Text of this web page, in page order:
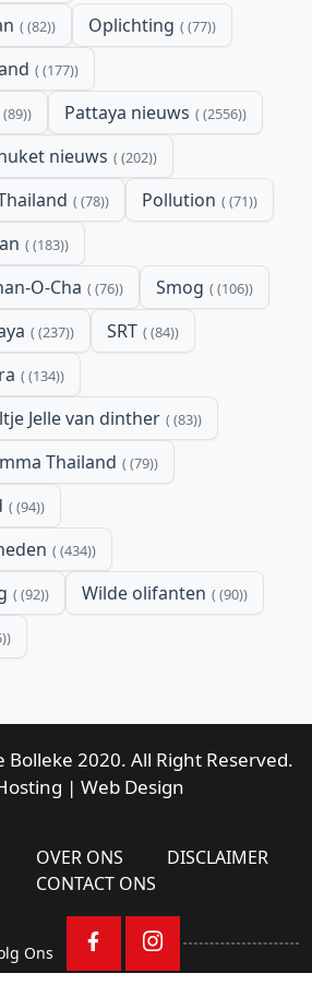
(82) Oplichting (77)
(177)
(89) Pattaya nieuws (2556)
nieuws (202)
(78) Pollution (71)
(183)
O-Cha (76) Smog (106)
(237) SRT (84)
(134)
Jelle van dinther (83)
Thailand (79)
(94)
(434)
(92) Wilde olifanten (90)
2020. All Right Reserved.
| Web Design
OVER ONS
DISCLAIMER
CONTACT ONS
Ons